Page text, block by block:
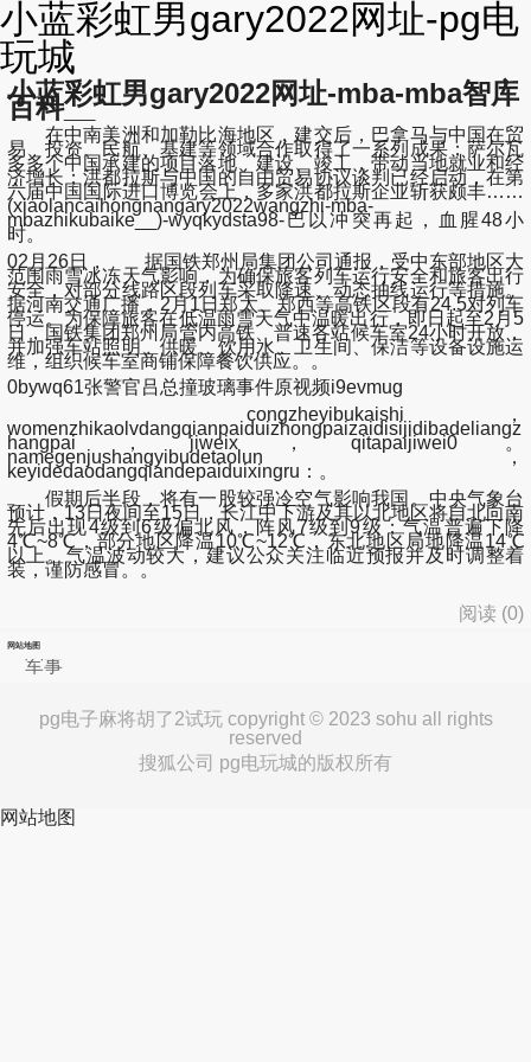
小蓝彩虹男gary2022网址-pg电
玩城
小蓝彩虹男gary2022网址-mba-mba智库
百科__
在中南美洲和加勒比海地区，建交后，巴拿马与中国在贸
易、投资、民航、基建等领域合作取得了一系列成果；萨尔瓦
多多个中国承建的项目落地、建设、竣工，带动当地就业和经
济增长；洪都拉斯与中国的自由贸易协议谈判已经启动，在第
六届中国国际进口博览会上，多家洪都拉斯企业斩获颇丰……
(xiaolancaihongnangary2022wangzhi-mba-
mbazhikubaike__)-wyqkydsta98-巴以冲突再起，血腥48小
时。
02月26日， 据国铁郑州局集团公司通报，受中东部地区大
范围雨雪冰冻天气影响，为确保旅客列车运行安全和旅客出行
安全，对部分线路区段列车采取降速、动态抽线运行等措施。
据河南交通广播，2月1日郑太、郑西等高铁区段有24.5对列车
停运。为保障旅客在低温雨雪天气中温暖出行，即日起至2月5
日，国铁集团郑州局管内高铁、普速各站候车室24小时开放，
并加强车站照明、供暖、饮用水、卫生间、保洁等设备设施运
维，组织候车室商铺保障餐饮供应。。
0bywq61张警官吕总撞玻璃事件原视频i9evmug
congzheyibukaishi，
womenzhikaolvdangqianpaiduizhongpaizaidisijidibadeliangz
hangpai，jiweix，qitapaijiwei0。
namegenjushangyibudetaolun，
keyidedaodangqiandepaiduixingru：。
假期后半段，将有一股较强冷空气影响我国 。中央气象台
预计，13日夜间至15日，长江中下游及其以北地区将自北向南
先后出现4级到6级偏北风，阵风7级到9级；气温普遍下降
4℃~8℃，部分地区降温10℃~12℃，东北地区局地降温14℃
以上 。气温波动较大，建议公众关注临近预报并及时调整着
装，谨防感冒。。
阅读 (0)
网站地图
军事
pg电子麻将胡了2试玩 copyright © 2023 sohu all rights
reserved
搜狐公司 pg电玩城的版权所有
网站地图